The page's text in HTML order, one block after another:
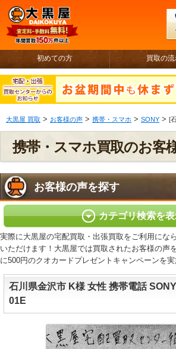
初めての方 買取の
大黒屋 買取 > お客様の声 > 携帯・スマホ > SONY > [
携帯・スマホ買取のお客
お客様の声を探す
カテゴリ検索を
実際に大黒屋の宅配買取・出張買取をご利用にな
いただけます！大黒屋では買取されたお客様の声
に500円のクオカードプレゼントキャンペーンを実
石川県金沢市 K様 女性 携帯電話
01E